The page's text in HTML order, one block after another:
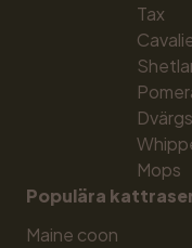
Tax
Mops
Populära
Maine coon